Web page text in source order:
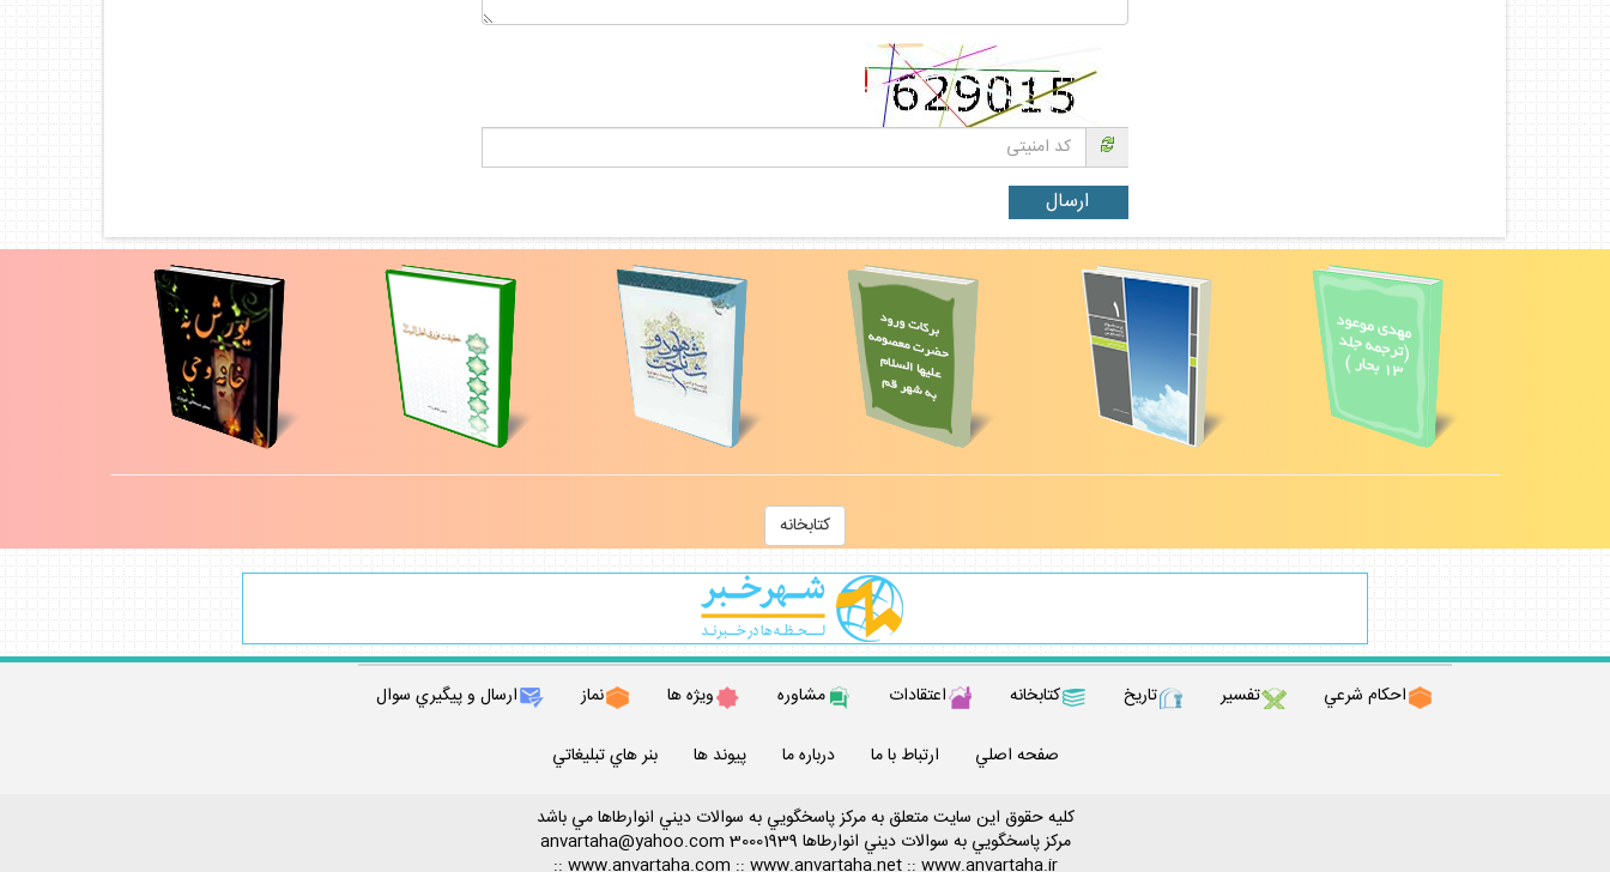
كتابخانه
احكام شرعي تفسير تاريخ كتابخانه اعتقادات مشاوره ويژه ها نماز ارسال و پيگيري سوال
صفحه اصلي ارتباط با ما درباره ما پيوند ها بنر هاي تبليغاتي
كليه حقوق اين سايت متعلق به مركز پاسخگويي به سوالات ديني انوارطاها مي باشد
مركز پاسخگويي به سوالات ديني انوارطاها 30001939
anvartaha@yahoo.com
www.anvartaha.com :: www.anvartaha.net:: www.anvartaha.ir
::